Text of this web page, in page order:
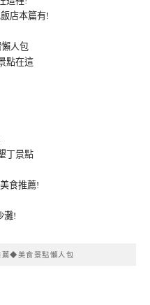
店本篇有!
人包
點在這
丁景點
食推薦!
灘!
◆美食景點懶人包